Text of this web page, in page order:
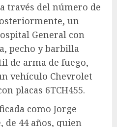
través del número de
un
General con
pecho y barbilla
de arma de fuego,
vehículo Chevrolet
placas 6TCH455.
como Jorge
de 44 años, quien